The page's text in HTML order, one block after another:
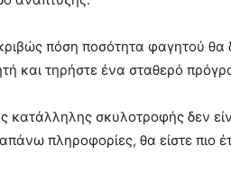
πόση ποσότητα φαγητού
και τηρήστε ένα σταθερό
κατάλληλης σκυλοτροφής δεν
πληροφορίες, θα είστε πιο